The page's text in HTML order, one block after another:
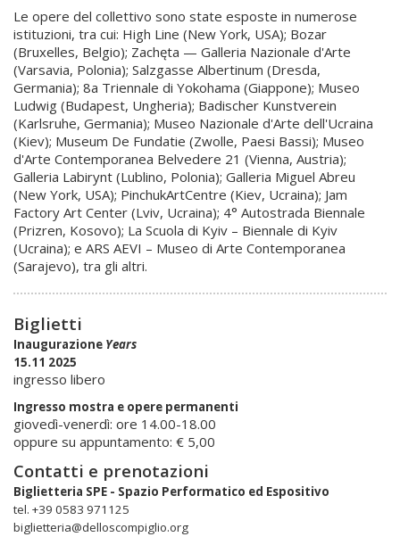
Le opere del collettivo sono state esposte in numerose
istituzioni, tra cui: High Line (New York, USA); Bozar
(Bruxelles, Belgio); Zachęta — Galleria Nazionale d'Arte
(Varsavia, Polonia); Salzgasse Albertinum (Dresda,
Germania); 8a Triennale di Yokohama (Giappone); Museo
Ludwig (Budapest, Ungheria); Badischer Kunstverein
(Karlsruhe, Germania); Museo Nazionale d'Arte dell'Ucraina
(Kiev); Museum De Fundatie (Zwolle, Paesi Bassi); Museo
d'Arte Contemporanea Belvedere 21 (Vienna, Austria);
Galleria Labirynt (Lublino, Polonia); Galleria Miguel Abreu
(New York, USA); PinchukArtCentre (Kiev, Ucraina); Jam
Factory Art Center (Lviv, Ucraina); 4° Autostrada Biennale
(Prizren, Kosovo); La Scuola di Kyiv – Biennale di Kyiv
(Ucraina); e ARS AEVI – Museo di Arte Contemporanea
(Sarajevo), tra gli altri.
Biglietti
Inaugurazione Years
15.11 2025
ingresso libero
Ingresso mostra e opere permanenti
giovedì-venerdì: ore 14.00-18.00
oppure su appuntamento: € 5,00
Contatti e prenotazioni
Biglietteria SPE - Spazio Performatico ed Espositivo
tel. +39 0583 971125
biglietteria@delloscompiglio.org